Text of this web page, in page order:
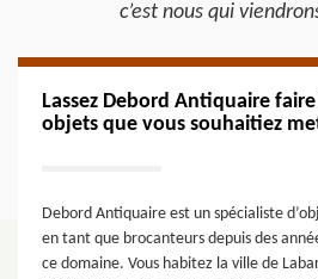
c’est nous qui
Lassez Debord Antiquaire
objets que vous souhaitiez
Debord Antiquaire est un spécialiste
en tant que brocanteurs depuis des
ce domaine. Vous habitez la ville de